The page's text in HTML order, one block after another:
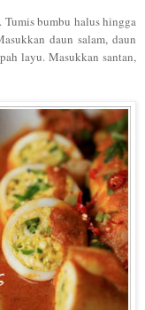
Tumis bumbu halus hingga
daun salam, daun
layu. Masukkan santan,